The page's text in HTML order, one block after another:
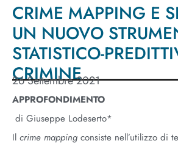
CRIME MAPPING E
UN NUOVO
STATISTICO-
CRIMINE
26 Settembre 2021
APPROFONDIMENTO
di Giuseppe Lodeserto*
Il crime mapping consiste nell’utilizzo di